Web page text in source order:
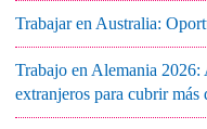
Trabajar en Australia:
Trabajo en Alemania 2026:
extranjeros para cubrir más